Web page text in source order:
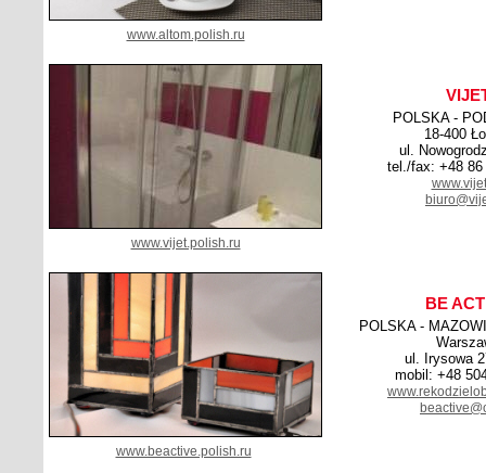
www.altom.polish.ru
POLSKA -
18-400
ul.
tel./fax: +48 86
www.vijet.polish.ru
BE
POLSKA -
ul. Irysowa
mobil: +48
www.beactive.polish.ru